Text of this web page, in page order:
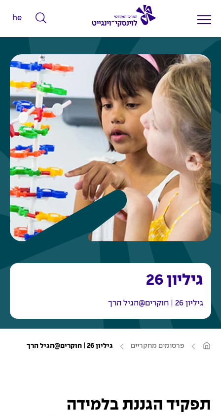
ה
ק
ד
י
י
ם
ל
ח
י
ו
he
גיליון 26
גיליון 26 | חוקרים@הגיל הרך
ע
מ
פרסומים מחקריים גיליון 26 | חוקרים@הגיל הרך
תפקיד הגננת בלמידה